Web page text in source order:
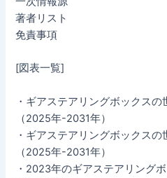
著者リスト
免責事項
[図表一覧]
・ギアステアリングボックス
（2025年-2031年）
・ギアステアリングボックス
（2025年-2031年）
・2023年のギアステアリング